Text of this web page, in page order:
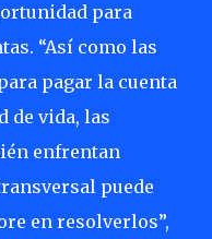
para
“Así como las
pagar la cuenta
de vida, las
enfrentan
puede
en resolverlos”,